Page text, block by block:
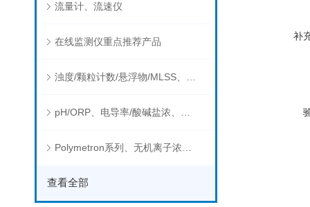
流量计、流速仪
在线监测仪重点推荐产品
查看全部
补